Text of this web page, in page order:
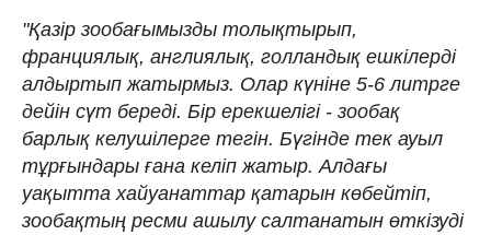
"Қазір зообағымызды толықтырып,
франциялық, англиялық, голландық ешкілерді
алдыртып жатырмыз. Олар күніне 5-6 литрге
дейін сүт береді. Бір ерекшелігі - зообақ
барлық келушілерге тегін. Бүгінде тек ауыл
тұрғындары ғана келіп жатыр. Алдағы
уақытта хайуанаттар қатарын көбейтіп,
зообақтың ресми ашылу салтанатын өткізуді